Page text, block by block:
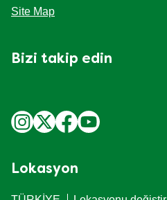
Site Map
Bizi takip edin
Lokasyon